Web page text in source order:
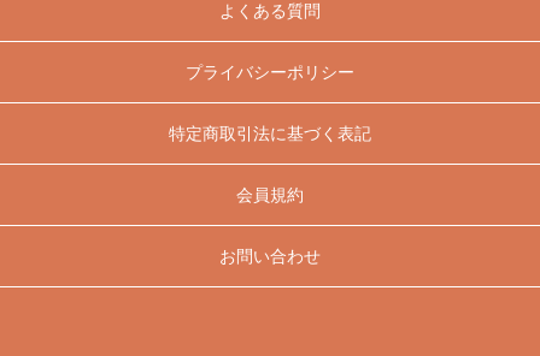
よくある質問
プライバシーポリシー
特定商取引法に基づく表記
会員規約
お問い合わせ